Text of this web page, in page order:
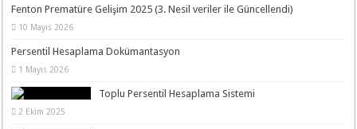
Fenton Prematüre Gelişim 2025 (3. Nesil veriler ile Güncellendi)
10 Mayıs 2026
Persentil Hesaplama Dokümantasyon
1 Mayıs 2026
Toplu Persentil Hesaplama Sistemi
2 Ekim 2025